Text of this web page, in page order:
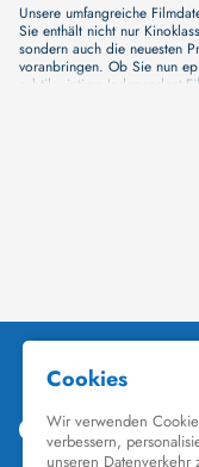
Unsere umfangreiche
Sie enthält nicht nur
sondern auch die neuesten
voranbringen. Ob Sie nun
subtile, intime Independent-
von Inhalten, die Ihr Herz
Kinematographie zu einer
Schauspieler-Datenbank
wir Sie dazu ein,
finden Sie heraus, in
gearbeitet haben und